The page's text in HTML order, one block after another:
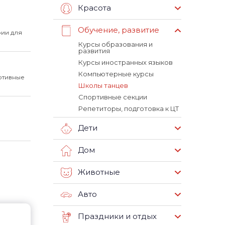
для
Красота
Обучение, развитие
Курсы образования и
развития
Курсы иностранных языков
Компьютерные курсы
Школы танцев
Спортивные секции
Репетиторы, подготовка к ЦТ
Дети
Дом
Животные
Авто
Праздники и отдых